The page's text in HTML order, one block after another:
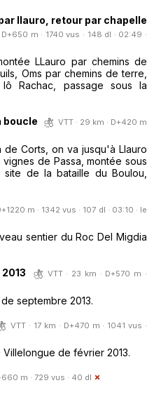
llauro, retour par chapelle
D+650 m · 1740 vus · 148 dl · 02:49 ·
LLauro par chemins de
Oms par chemins de terre,
Rachac, passage sous la
boucle
VTT · 29 km · D+420 m
Corts, on va jusqu'à Llauro
de Passa, montée sous
de la bataille du Boulou,
m · 1342 vus · 107 dl · 03:10 · le
sentier du Roc Del Migdia
VTT · 23 km · D+570 m ·
septembre 2013.
VTT · 17 km · D+470 m · 1041 vus ·
de février 2013.
m · 729 vus · 40 dl